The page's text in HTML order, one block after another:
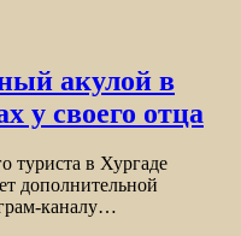
акулой в
у своего отца
туриста в Хургаде
дополнительной
каналу…